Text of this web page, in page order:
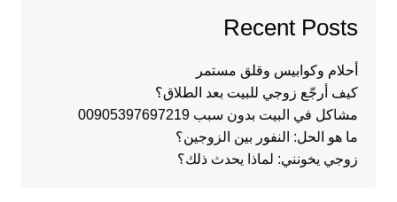
Recent Posts
أحلام وكوابيس وقلق مستمر
كيف أرجّع زوجي للبيت بعد الطلاق؟
مشاكل في البيت بدون سبب 00905397697219
ما هو الحل: النفور بين الزوجين؟
زوجي يخونني: لماذا يحدث ذلك؟